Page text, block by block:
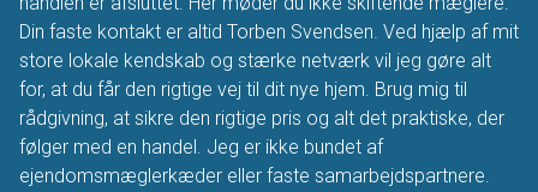
Din faste kontakt er altid Torben Svendsen. Ved hjælp af mit
store lokale kendskab og stærke netværk vil jeg gøre alt
for, at du får den rigtige vej til dit nye hjem. Brug mig til
rådgivning, at sikre den rigtige pris og alt det praktiske, der
følger med en handel. Jeg er ikke bundet af
ejendomsmæglerkæder eller faste samarbejdspartnere.